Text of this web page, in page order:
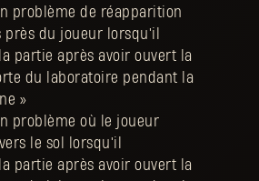
problème de réapparition
près du joueur lorsqu'il
partie après avoir ouvert la
du laboratoire pendant la
»
problème où le joueur
le sol lorsqu'il
partie après avoir ouvert la